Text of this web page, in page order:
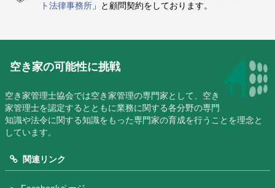
ト法律事務所 」と顧問契約をしております。
空き家の可能性に挑戦
空き家管理士協会では空き家管理の専門家として、空き
家管理士を認定するとともに業務に関する各分野の専門
知識や法令に関する知識をもった専門家の育成を行うことを理念と
しています。
関連リンク